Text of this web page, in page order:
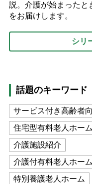
説。介護が始まったと
をお届けします。
シリ
話題のキーワード
サービス付き高齢者
住宅型有料老人ホーム
介護施設紹介
介護付有料老人ホーム
特別養護老人ホーム